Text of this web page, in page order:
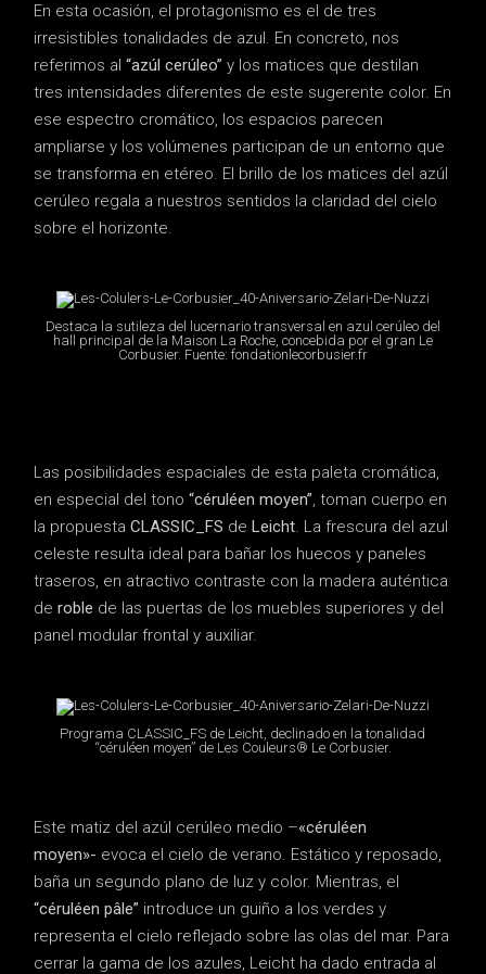
En esta ocasión, el protagonismo es el de tres
irresistibles tonalidades de azul. En concreto, nos
referimos al “azúl cerúleo” y los matices que destilan
tres intensidades diferentes de este sugerente color. En
ese espectro cromático, los espacios parecen
ampliarse y los volúmenes participan de un entorno que
se transforma en etéreo. El brillo de los matices del azúl
cerúleo regala a nuestros sentidos la claridad del cielo
sobre el horizonte.
Destaca la sutileza del lucernario transversal en azul cerúleo del
hall principal de la Maison La Roche, concebida por el gran Le
Corbusier. Fuente: fondationlecorbusier.fr
Las posibilidades espaciales de esta paleta cromática,
en especial del tono“céruléen moyen”, toman cuerpo en
la propuestaCLASSIC_FS deLeicht. La frescura del azul
celeste resulta ideal para bañar los huecos y paneles
traseros, en atractivo contraste con la madera auténtica
deroble de las puertas de los muebles superiores y del
panel modular frontal y auxiliar.
Programa CLASSIC_FS de Leicht, declinado en la tonalidad
“céruléen moyen” de Les Couleurs® Le Corbusier.
Este matiz del azúl cerúleo medio –«céruléen
moyen»- evoca el cielo de verano. Estático y reposado,
baña un segundo plano de luz y color. Mientras, el
“céruléen pâle” introduce un guiño a los verdes y
representa el cielo reflejado sobre las olas del mar. Para
cerrar la gama de los azules, Leicht ha dado entrada al